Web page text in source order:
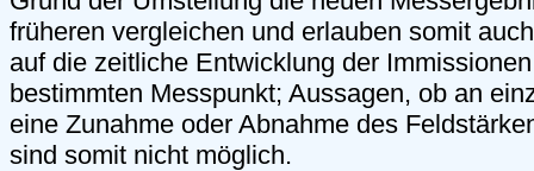
früheren vergleichen und erlauben somit
auf die zeitliche Entwicklung der
bestimmten Messpunkt; Aussagen, ob an
eine Zunahme oder Abnahme des
sind somit nicht möglich.